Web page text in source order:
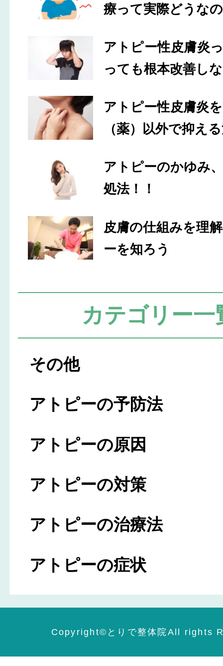
療って実際どうな
アトピー性皮膚炎
っても根本改善し
アトピー性皮膚炎
（薬）以外で抑え
アトピーのかゆみ
処法！！
皮膚の仕組みを理
ーを知ろう
カテゴリー一
その他
アトピーの予防法
アトピーの原因
アトピーの対策
アトピーの治療法
アトピーの症状
Copyright©️とりで整体院All rights